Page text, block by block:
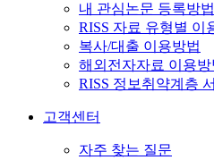
내 관심논문 등록방법
RISS 자료 유형별 이
복사/대출 이용방법
해외전자자료 이용방
RISS 정보취약계층
고객센터
자주 찾는 질문